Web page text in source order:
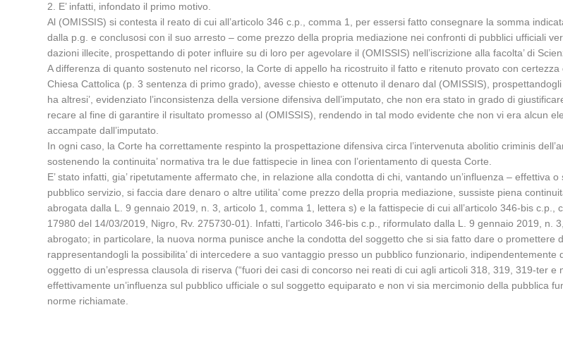
2. E’ infatti, infondato il primo motivo.
Al (OMISSIS) si contesta il reato di cui all’articolo 346 c.p., comma 1, per essersi fatto consegnare la somma
dalla p.g. e conclusosi con il suo arresto – come prezzo della propria mediazione nei confronti di pubblici ufficiali
dazioni illecite, prospettando di poter influire su di loro per agevolare il (OMISSIS) nell’iscrizione alla facolta’ di
A differenza di quanto sostenuto nel ricorso, la Corte di appello ha ricostruito il fatto e ritenuto provato con
Chiesa Cattolica (p. 3 sentenza di primo grado), avesse chiesto e ottenuto il denaro dal (OMISSIS),
ha altresi’, evidenziato l’inconsistenza della versione difensiva dell’imputato, che non era stato in grado di
recare al fine di garantire il risultato promesso al (OMISSIS), rendendo in tal modo evidente che non vi era alcun
accampate dall’imputato.
In ogni caso, la Corte ha correttamente respinto la prospettazione difensiva circa l’intervenuta abolitio criminis
sostenendo la continuita’ normativa tra le due fattispecie in linea con l’orientamento di questa Corte.
E’ stato infatti, gia’ ripetutamente affermato che, in relazione alla condotta di chi, vantando un’influenza –
pubblico servizio, si faccia dare denaro o altre utilita’ come prezzo della propria mediazione, sussiste piena
abrogata dalla L. 9 gennaio 2019, n. 3, articolo 1, comma 1, lettera s) e la fattispecie di cui all’articolo 346-bis c.p.,
17980 del 14/03/2019, Nigro, Rv. 275730-01). Infatti, l’articolo 346-bis c.p., riformulato dalla L. 9 gennaio 2019, n.
abrogato; in particolare, la nuova norma punisce anche la condotta del soggetto che si sia fatto dare o promettere
rappresentandogli la possibilita’ di intercedere a suo vantaggio presso un pubblico funzionario,
oggetto di un’espressa clausola di riserva (“fuori dei casi di concorso nei reati di cui agli articoli 318, 319, 319-ter
effettivamente un’influenza sul pubblico ufficiale o sul soggetto equiparato e non vi sia mercimonio della pubblica
norme richiamate.